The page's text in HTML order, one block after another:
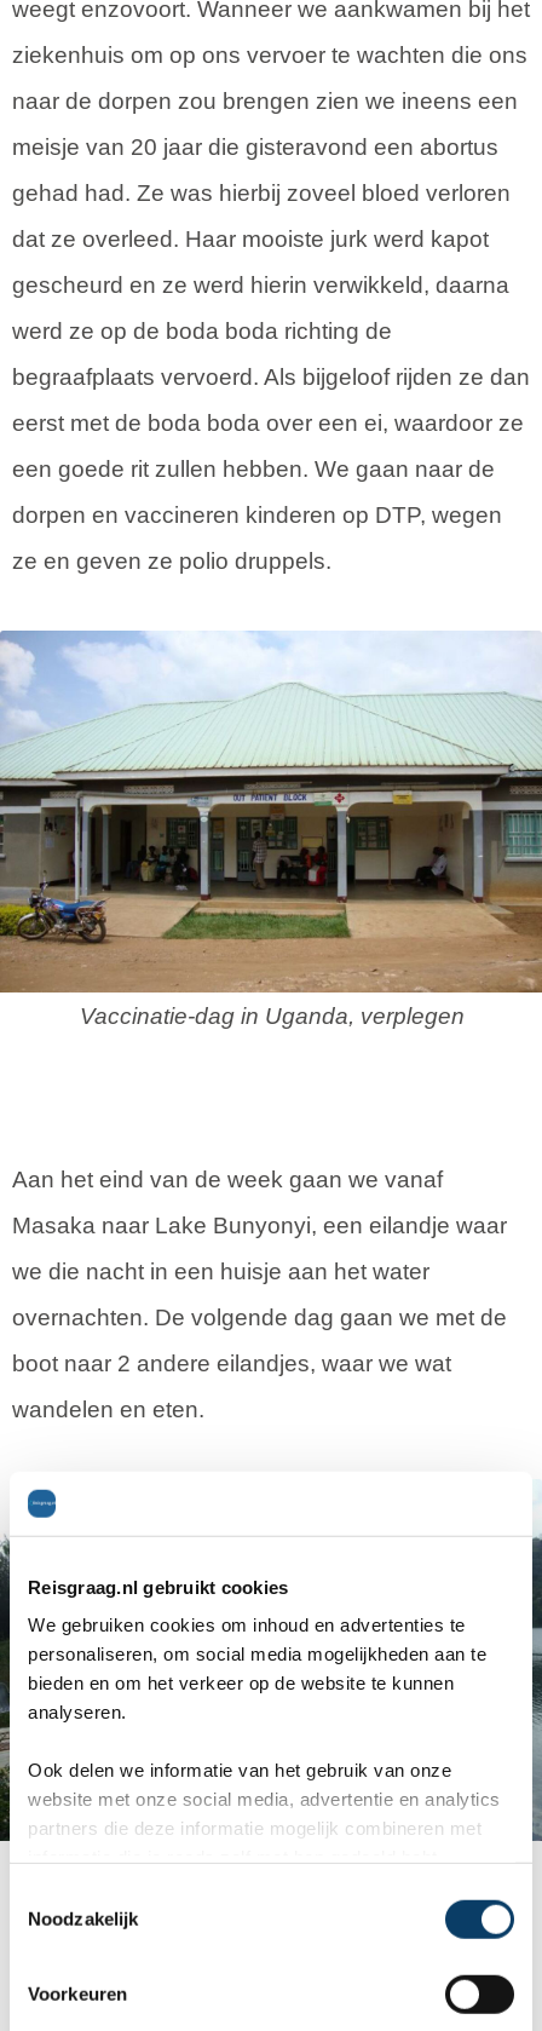
Reisgraag.nl gebruikt cookies
We gebruiken cookies om inhoud en advertenties te
personaliseren, om social media mogelijkheden aan te
bieden en om het verkeer op de website te kunnen
analyseren.
Ook delen we informatie van het gebruik van onze
website met onze social media, advertentie en analytics
partners die deze informatie mogelijk combineren met
Noodzakelijk
Voorkeuren
weegt enzovoort. Wanneer we aankwamen bij het
ziekenhuis om op ons vervoer te wachten die ons
naar de dorpen zou brengen zien we ineens een
meisje van 20 jaar die gisteravond een abortus
gehad had. Ze was hierbij zoveel bloed verloren
dat ze overleed. Haar mooiste jurk werd kapot
gescheurd en ze werd hierin verwikkeld, daarna
werd ze op de boda boda richting de
begraafplaats vervoerd. Als bijgeloof rijden ze dan
eerst met de boda boda over een ei, waardoor ze
een goede rit zullen hebben. We gaan naar de
dorpen en vaccineren kinderen op DTP, wegen
ze en geven ze polio druppels.
Vaccinatie-dag in Uganda, verplegen
Aan het eind van de week gaan we vanaf
Masaka naar Lake Bunyonyi, een eilandje waar
we die nacht in een huisje aan het water
overnachten. De volgende dag gaan we met de
boot naar 2 andere eilandjes, waar we wat
wandelen en eten.
Lake Bunyonyi, Uganda